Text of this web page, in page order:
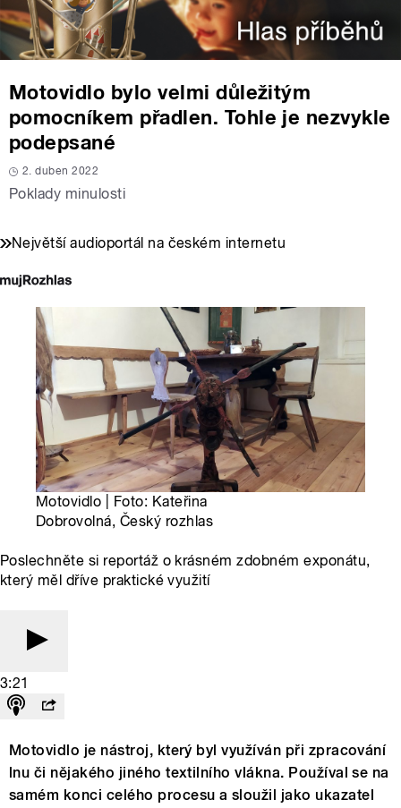
Motovidlo bylo velmi důležitým
pomocníkem přadlen. Tohle je nezvykle
podepsané
2. duben 2022
Poklady minulosti
Největší audioportál na českém internetu
Motovidlo | Foto: Kateřina
Dobrovolná, Český rozhlas
Poslechněte si reportáž o krásném zdobném exponátu,
který měl dříve praktické využití
3:21
Motovidlo je nástroj, který byl využíván při zpracování
lnu či nějakého jiného textilního vlákna. Používal se na
samém konci celého procesu a sloužil jako ukazatel